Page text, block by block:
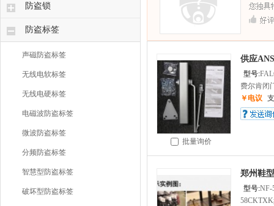
防盗锁
防盗标签
声磁防盗标签
无线电软标签
无线电硬标签
电磁波防盗标签
微波防盗标签
分频防盗标签
智慧型防盗标签
破坏型防盗标签
批量询价
供应
型号:
费尔肯闭
￥电议
郑州鞋
型号:NF-